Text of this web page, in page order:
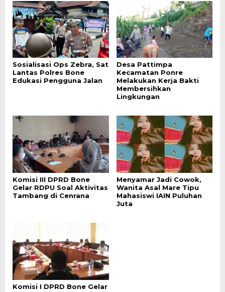
Sosialisasi Ops Zebra, Sat
Lantas Polres Bone
Edukasi Pengguna Jalan
Desa Pattimpa
Kecamatan Ponre
Melakukan Kerja Bakti
Membersihkan
Lingkungan
Komisi III DPRD Bone
Gelar RDPU Soal Aktivitas
Tambang di Cenrana
Menyamar Jadi Cowok,
Wanita Asal Mare Tipu
Mahasiswi IAIN Puluhan
Juta
Komisi I DPRD Bone Gelar